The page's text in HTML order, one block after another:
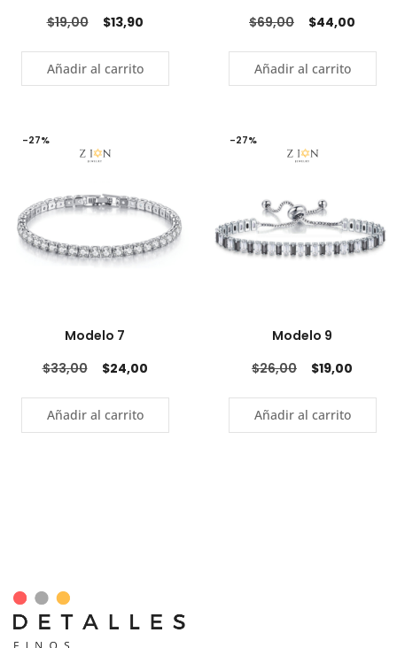
$19,00 $13,90
Añadir al carrito
$69,00 $44,00
Añadir al carrito
-27%
Modelo 7
$33,00 $24,00
Añadir al carrito
-27%
Modelo 9
$26,00 $19,00
Añadir al carrito